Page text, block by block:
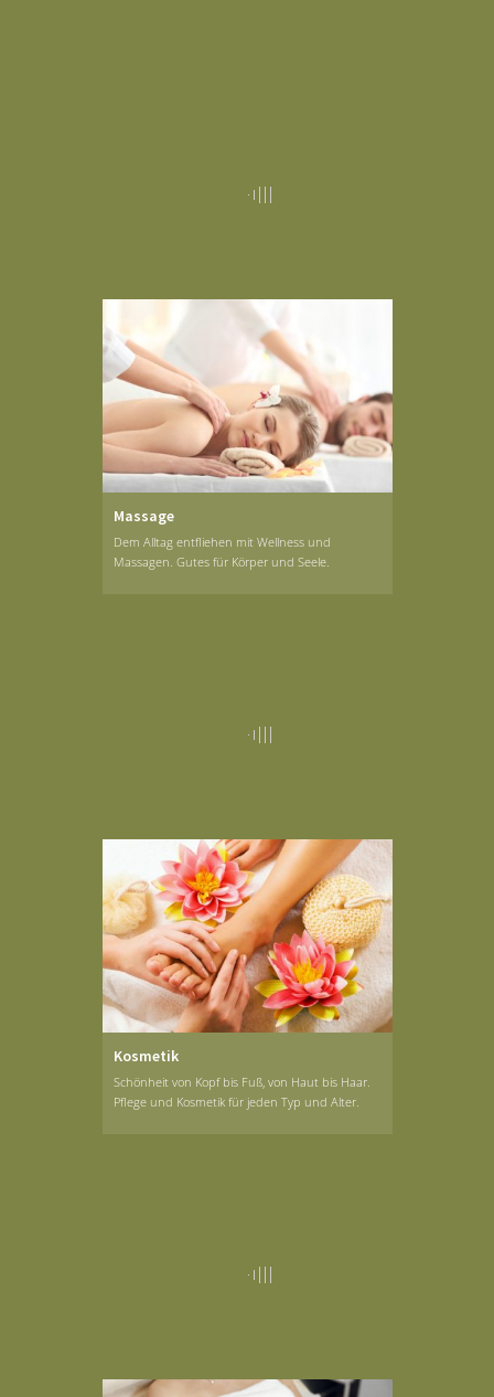
Massage
Dem Alltag entfliehen mit Wellness und
Massagen. Gutes für Körper und Seele.
Kosmetik
Schönheit von Kopf bis Fuß, von Haut bis Haar.
Pflege und Kosmetik für jeden Typ und Alter.